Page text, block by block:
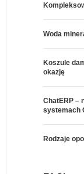
Woda
Koszule
okazję
ChatERP –
systemach
Rodzaje